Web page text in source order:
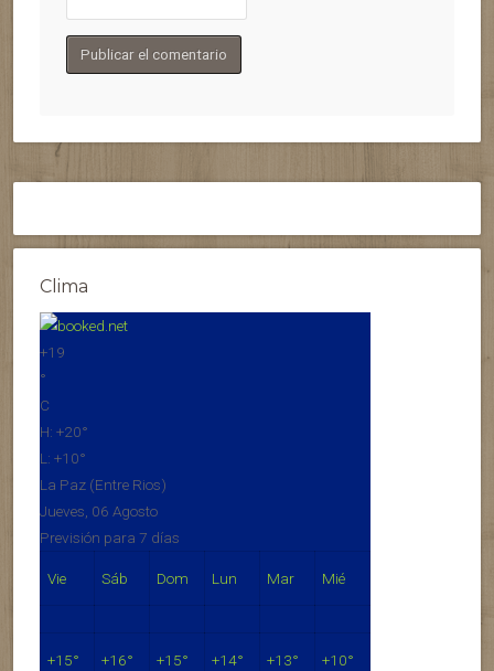
Clima
+19
°
C
H: +20°
L: +10°
La Paz (Entre Rios)
Jueves, 06 Agosto
Previsión para 7 días
Vie Sáb Dom Lun Mar Mié
+15° +16° +15° +14° +13° +10°